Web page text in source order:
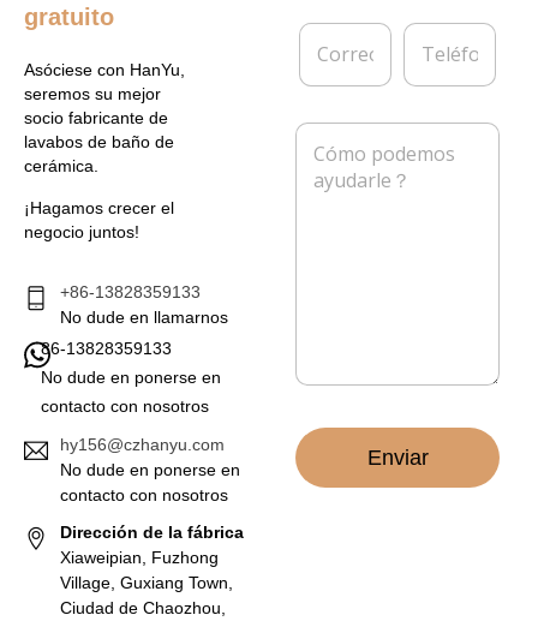
gratuito
Asóciese con HanYu,
seremos su mejor
socio fabricante de
lavabos de baño de
cerámica.
¡Hagamos crecer el
negocio juntos!
+86-13828359133
No dude en llamarnos
86-13828359133
No dude en ponerse en
contacto con nosotros
hy156@czhanyu.com
No dude en ponerse en
contacto con nosotros
Dirección de la fábrica
Xiaweipian, Fuzhong
Village, Guxiang Town,
Ciudad de Chaozhou,
r
e
C
r
e
c
T
l
f
o
n
M
Enviar